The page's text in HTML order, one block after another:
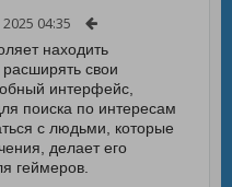
04:35
находить
свои
интерфейс,
поиска по интересам
с людьми, которые
делает его
геймеров.